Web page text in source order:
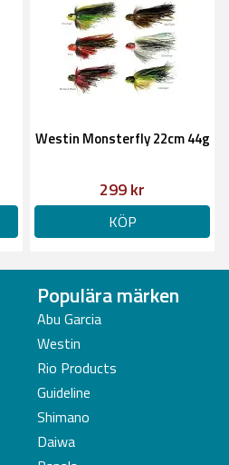
Westin Monsterfly 22cm 44g
299 kr
KÖP
Populära märken
Abu Garcia
Westin
Rio Products
Guideline
Shimano
Daiwa